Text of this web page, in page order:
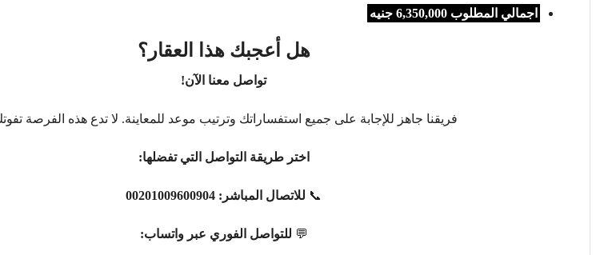
اجمالي المطلوب 6,350,000 جنيه
هل أعجبك هذا العقار؟
تواصل معنا الآن!
فريقنا جاهز للإجابة على جميع استفساراتك وترتيب موعد للمعاينة. لا تدع هذه الفرصة
اختر طريقة التواصل التي تفضلها:
📞 للاتصال المباشر: 00201009600904
💬 للتواصل الفوري عبر واتساب: